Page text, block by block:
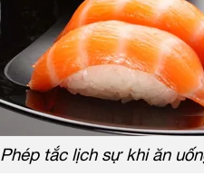
Phép tắc lịch sự khi ăn